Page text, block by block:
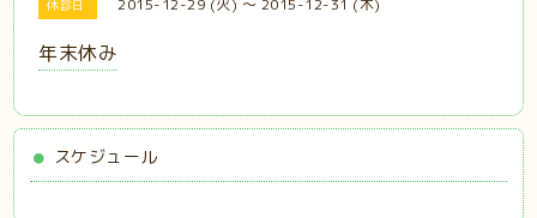
休診日 2015-12-29 (火) ～ 2015-12-31 (木)
年末休み
スケジュール